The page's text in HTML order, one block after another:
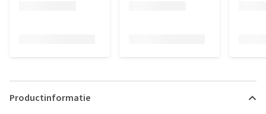
Productinformatie